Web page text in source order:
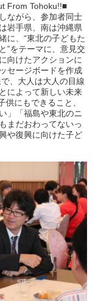
From Tohoku!!■
ながら、参加者同士
岩手県、南は沖縄県
に、“東北の子どもた
”をテーマに、意見交
向けたアクションに
セージボードを作成
、大人は大人の目線
によって新しい未来
にもできること、
」「福島や東北のニ
まだおわってないっ
や復興に向けた子ど